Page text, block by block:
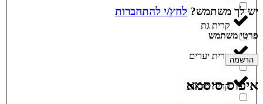
קרית גת
קרית יערים
קרית מלאכי
יש לך משתמש? לחץ/י להתחברות
פרטי משתמש
הרשמה
איפוס סיסמא